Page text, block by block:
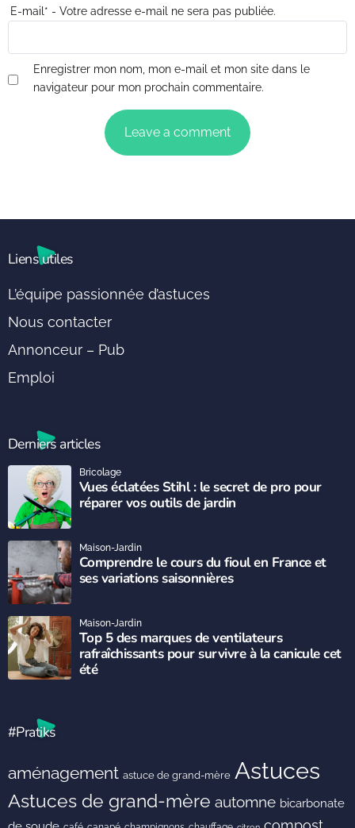
E-mail * - Votre adresse e-mail ne sera pas publiée.
Enregistrer mon nom, mon e-mail et mon site dans le
navigateur pour mon prochain commentaire.
Liens utiles
L’équipe passionnée d’astuces
Nous contacter
Annonceur – Pub
Emploi
Derniers articles
Vues éclatées Stihl : le secret de pro pour
réparer vos outils de jardin
Bricolage
Comprendre le cours du fioul en France et
ses variations saisonnières
Maison-Jardin
Top 5 des marques de ventilateurs
rafraîchissants pour survivre à la canicule cet
été
Maison-Jardin
#Pratiks
aménagement astuce de grand-mère Astuces
Astuces de grand-mère automne bicarbonate